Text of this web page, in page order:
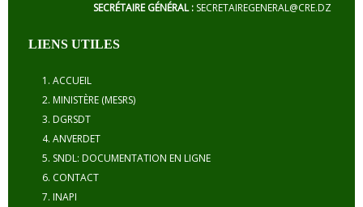
SECRÉTAIRE GÉNÉRAL : SECRETAIREGENERAL@CRE.DZ
LIENS UTILES
ACCUEIL
MINISTÈRE (MESRS)
DGRSDT
ANVERDET
SNDL: DOCUMENTATION EN LIGNE
CONTACT
INAPI